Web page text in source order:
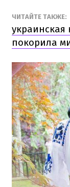
ЧИТАЙТЕ ТАКЖЕ:
покорила